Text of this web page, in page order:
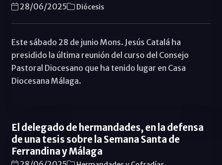
28/06/2025 Diócesis
Este sábado 28 de junio Mons. Jesús Catalá ha
presidido la última reunión del curso del Consejo
Pastoral Diocesano que ha tenido lugar en Casa
Diocesana Málaga.
El delegado de hermandades, en la defensa
de una tesis sobre la Semana Santa de
Ferrandina y Málaga